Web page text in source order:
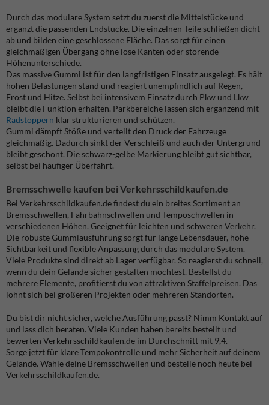
Durch das modulare System setzt du zuerst die Mittelstücke und
ergänzt die passenden Endstücke. Die einzelnen Teile schließen dicht
ab und bilden eine geschlossene Fläche. Das sorgt für einen
gleichmäßigen Übergang ohne lose Kanten oder störende
Höhenunterschiede.
Das massive Gummi ist für den langfristigen Einsatz ausgelegt. Es hält
hohen Belastungen stand und reagiert unempfindlich auf Regen,
Frost und Hitze. Selbst bei intensivem Einsatz durch Pkw und Lkw
bleibt die Funktion erhalten. Parkbereiche lassen sich ergänzend mit
Radstoppern klar strukturieren und schützen.
Gummi dämpft Stöße und verteilt den Druck der Fahrzeuge
gleichmäßig. Dadurch sinkt der Verschleiß und auch der Untergrund
bleibt geschont. Die schwarz-gelbe Markierung bleibt gut sichtbar,
selbst bei häufiger Überfahrt.
Bremsschwelle kaufen bei Verkehrsschildkaufen.de
Bei Verkehrsschildkaufen.de findest du ein breites Sortiment an
Bremsschwellen, Fahrbahnschwellen und Temposchwellen in
verschiedenen Höhen. Geeignet für leichten und schweren Verkehr.
Die robuste Gummiausführung sorgt für lange Lebensdauer, hohe
Sichtbarkeit und flexible Anpassung durch das modulare System.
Viele Produkte sind direkt ab Lager verfügbar. So reagierst du schnell,
wenn du dein Gelände sicher gestalten möchtest. Bestellst du
mehrere Elemente, profitierst du von attraktiven Staffelpreisen. Das
lohnt sich bei größeren Projekten oder mehreren Standorten.
Du bist dir nicht sicher, welche Ausführung passt? Nimm Kontakt auf
und lass dich beraten. Viele Kunden haben bereits bestellt und
bewerten Verkehrsschildkaufen.de im Durchschnitt mit 9,4.
Sorge jetzt für klare Tempokontrolle und mehr Sicherheit auf deinem
Gelände. Wähle deine Bremsschwellen und bestelle noch heute bei
Verkehrsschildkaufen.de.